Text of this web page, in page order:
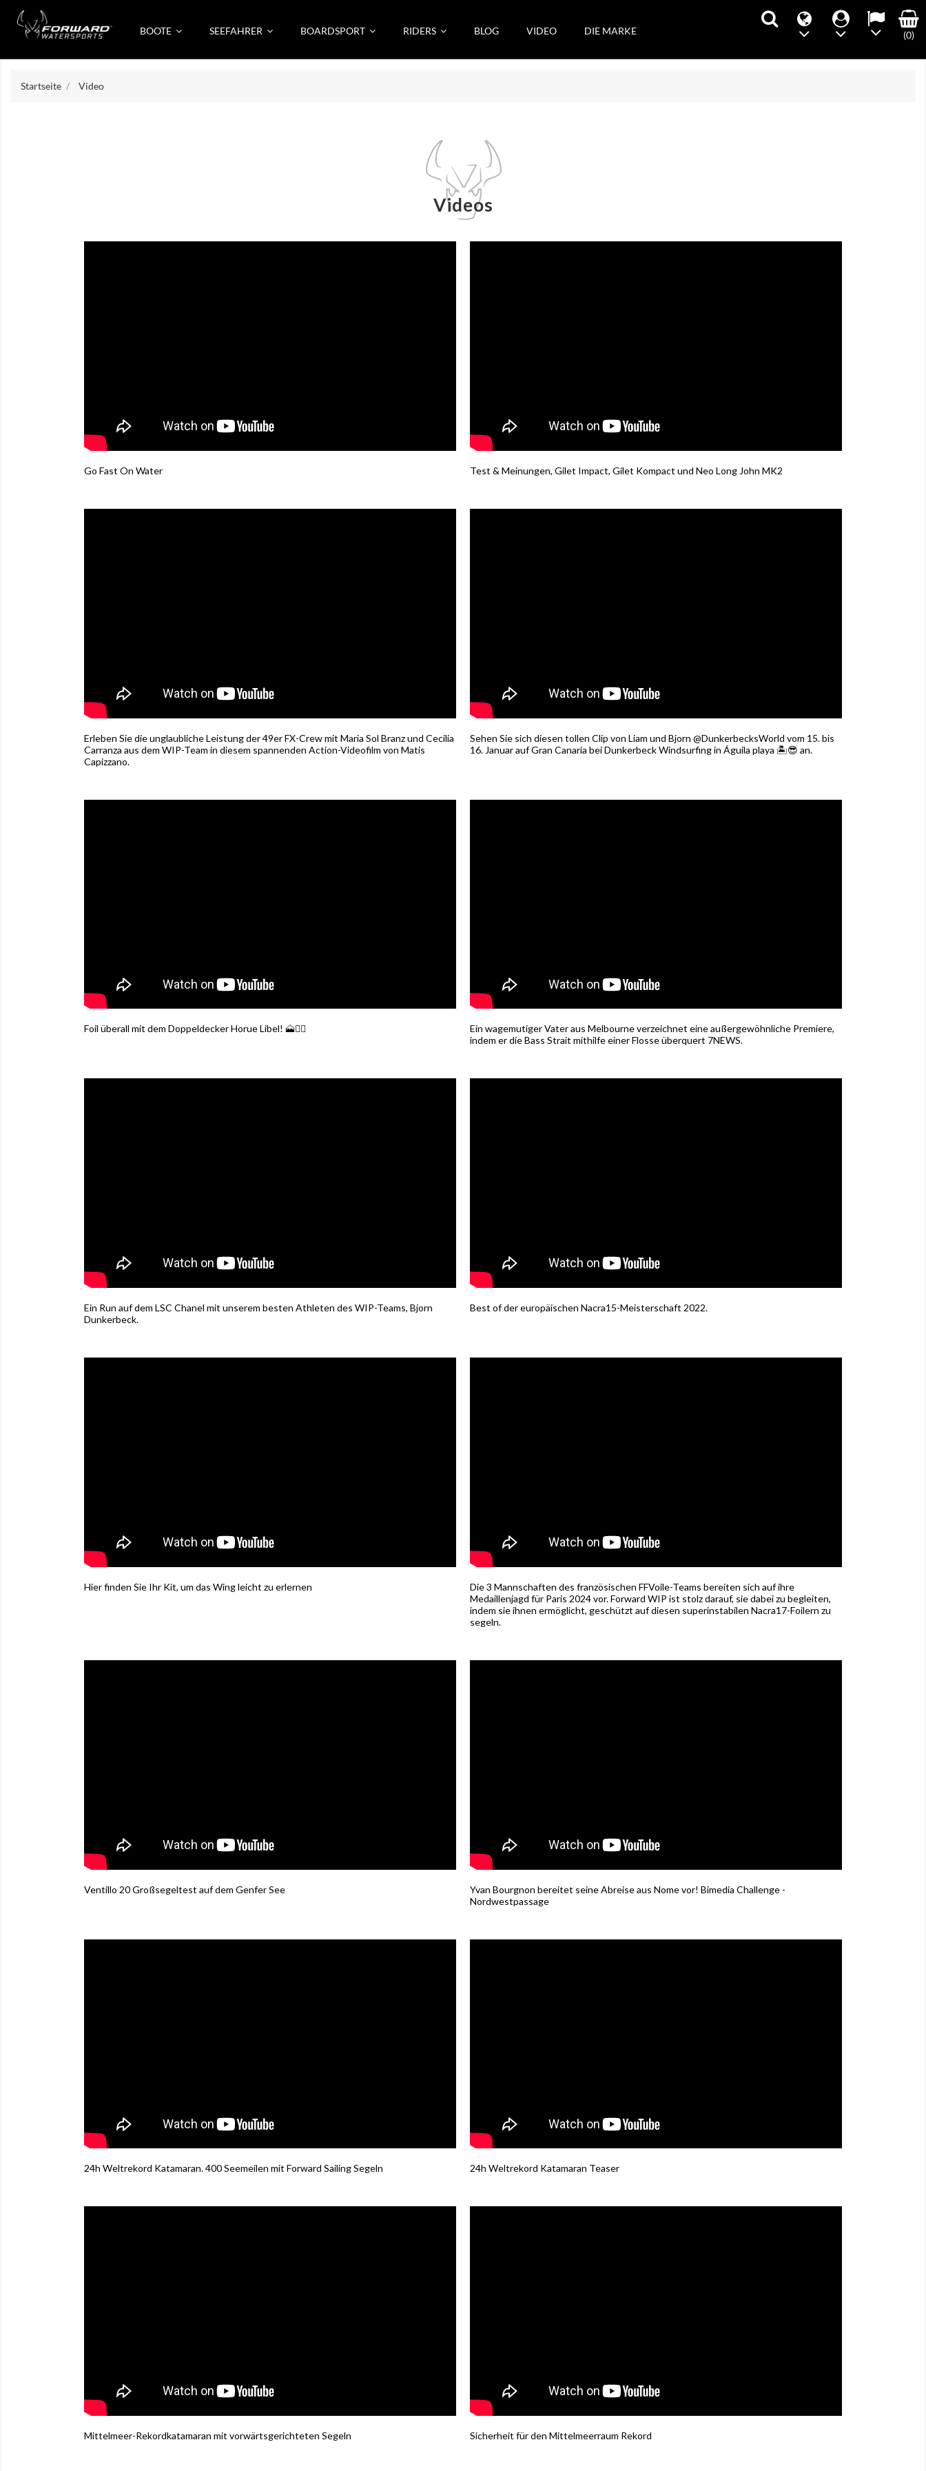
BOOTE SEEFAHRER BOARDSPORT RIDERS BLOG VIDEO DIE MARKE (0)
Startseite Video
Videos
Go Fast On Water Test & Meinungen, Gilet Impact, Gilet Kompact und Neo Long John MK2
Erleben Sie die unglaubliche Leistung der 49er FX-Crew mit Maria Sol Branz und Cecilia
Carranza aus dem WIP-Team in diesem spannenden Action-Videofilm von Matis
Capizzano.
Sehen Sie sich diesen tollen Clip von Liam und Bjorn @DunkerbecksWorld vom 15. bis
16. Januar auf Gran Canaria bei Dunkerbeck Windsurfing in Águila playa 🏝😎 an.
Foil überall mit dem Doppeldecker Horue Libel! 🗻🏄‍♂️
Ein wagemutiger Vater aus Melbourne verzeichnet eine außergewöhnliche Premiere,
indem er die Bass Strait mithilfe einer Flosse überquert 7NEWS.
Ein Run auf dem LSC Chanel mit unserem besten Athleten des WIP-Teams, Bjorn
Dunkerbeck.
Best of der europäischen Nacra15-Meisterschaft 2022.
Hier finden Sie Ihr Kit, um das Wing leicht zu erlernen
Die 3 Mannschaften des französischen FFVoile-Teams bereiten sich auf ihre
Medaillenjagd für Paris 2024 vor. Forward WIP ist stolz darauf, sie dabei zu begleiten,
indem sie ihnen ermöglicht, geschützt auf diesen superinstabilen Nacra17-Foilern zu
segeln.
Ventillo 20 Großsegeltest auf dem Genfer See
Yvan Bourgnon bereitet seine Abreise aus Nome vor! Bimedia Challenge -
Nordwestpassage
24h Weltrekord Katamaran. 400 Seemeilen mit Forward Sailing Segeln 24h Weltrekord Katamaran Teaser
Mittelmeer-Rekordkatamaran mit vorwärtsgerichteten Segeln Sicherheit für den Mittelmeerraum Rekord